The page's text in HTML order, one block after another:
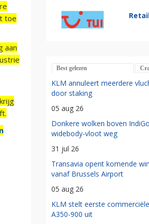
toe
aan
Best gelezen
KLM annuleert meerdere
door staking
05 aug 26
Donkere wolken boven
widebody-vloot weg
31 jul 26
Transavia opent komende
vanaf Brussels Airport
05 aug 26
KLM stelt eerste
A350-900 uit